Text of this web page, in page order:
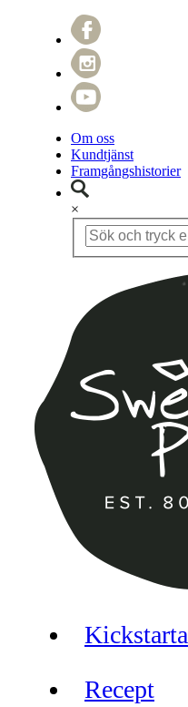
Om oss
Kundtjänst
Framgångshistorier
×
Kickstarta
Recept